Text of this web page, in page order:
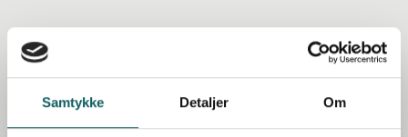
Samtykke Detaljer Om
Gift card